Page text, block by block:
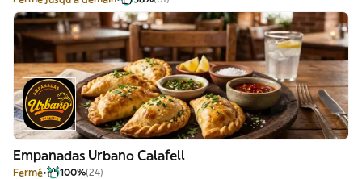
Empanadas Urbano Calafell
Fermé 100%(24)